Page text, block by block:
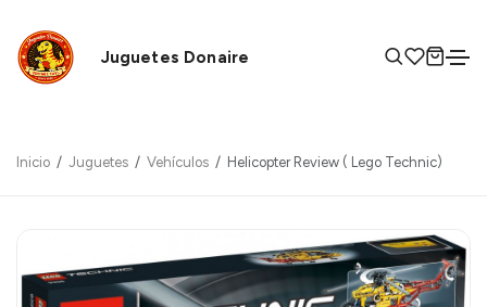
Juguetes Donaire
Inicio Juguetes Vehículos Helicopter Review ( Lego Technic)